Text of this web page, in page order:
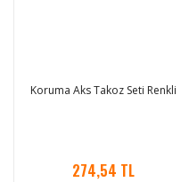
Koruma Aks Takoz Seti Renkli
274,54 TL